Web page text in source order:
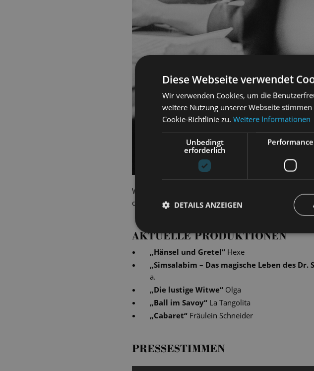
Während unserer Vorstellungen entstanden
den Moment fing Lutz Michen authentische und
AKTUELLE PRODUKTIONEN
„Hänsel und Gretel“ Hexe
„Simsalabim – Das magische Leben des Dr.
a.
„Die lustige Witwe“ Olga
„Ball im Savoy“ La Tangolita
„Cabaret“ Fräulein Schneider
PRESSESTIMMEN
Diese Webseite verwendet
Wir verwenden Cookies, um die
weitere Nutzung unserer Webseite
Cookie-Richtlinie zu. Weitere Informationen
Unbedingt
erforderlich
Performance
DETAILS ANZEIGEN